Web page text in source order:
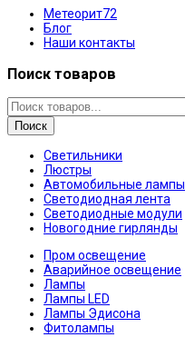
Метеорит72
Блог
Наши контакты
Поиск товаров
Поиск
Светильники
Люстры
Автомобильные лампы
Светодиодная лента
Светодиодные модули
Новогодние гирлянды
Пром освещение
Аварийное освещение
Лампы
Лампы LED
Лампы Эдисона
Фитолампы